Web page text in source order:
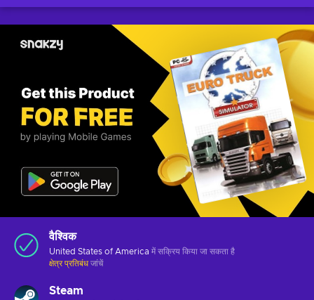
वैश्विक
United States of America में सक्रिय किया जा सकता है
क्षेत्र प्रतिबंध जांचें
Steam